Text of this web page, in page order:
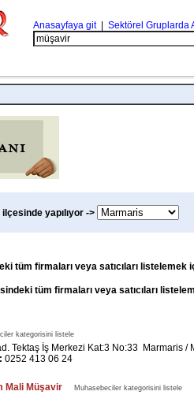
Anasayfaya git| Sektörel Gruplarda
ilçesinde yapılıyor ->
tüm firmaları veya satıcıları listelemek
tüm firmaları veya satıcıları
kategorisini listele
Tektaş İş Merkezi Kat:3 No:33 Marmaris /
0252 413 06 24
Mali Müşavir Muhasebeciler kategorisini listele